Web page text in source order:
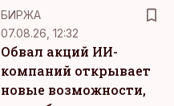
БИРЖА
07.08.26, 12:32
Обвал акций ИИ-
компаний открывает
новые возможности,